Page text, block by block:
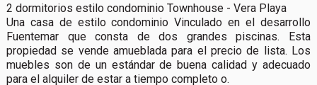
2 dormitorios estilo condominio Townhouse - Vera Playa
Una casa de estilo condominio Vinculado en el desarrollo
Fuentemar que consta de dos grandes piscinas. Esta
propiedad se vende amueblada para el precio de lista. Los
muebles son de un estándar de buena calidad y adecuado
para el alquiler de estar a tiempo completo o.